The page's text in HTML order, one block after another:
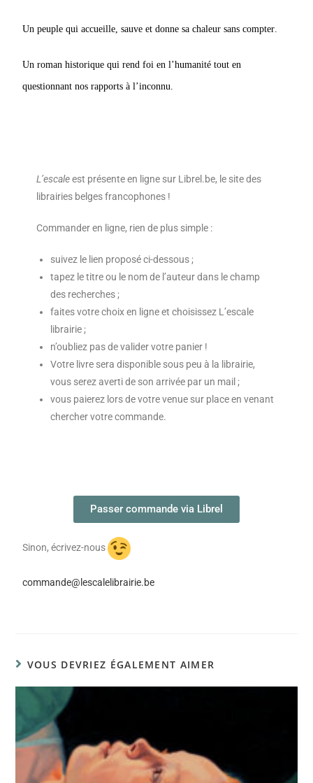
Un peuple qui accueille, sauve et donne sa chaleur sans compter.
Un roman historique qui rend foi en l’humanité tout en
questionnant nos rapports à l’inconnu.
L’escaleest présente en ligne sur Librel.be, le site des
librairies belges francophones !
Commander en ligne, rien de plus simple :
suivez le lien proposé ci-dessous ;
tapez le titre ou le nom de l’auteur dans le champ
des recherches ;
faites votre choix en ligne et choisissez L’escale
librairie ;
n’oubliez pas de valider votre panier !
Votre livre sera disponible sous peu à la librairie,
vous serez averti de son arrivée par un mail ;
vous paierez lors de votre venue sur place en venant
chercher votre commande.
Passer commande via Librel
Sinon, écrivez-nous
commande@lescalelibrairie.be
VOUS DEVRIEZ ÉGALEMENT AIMER